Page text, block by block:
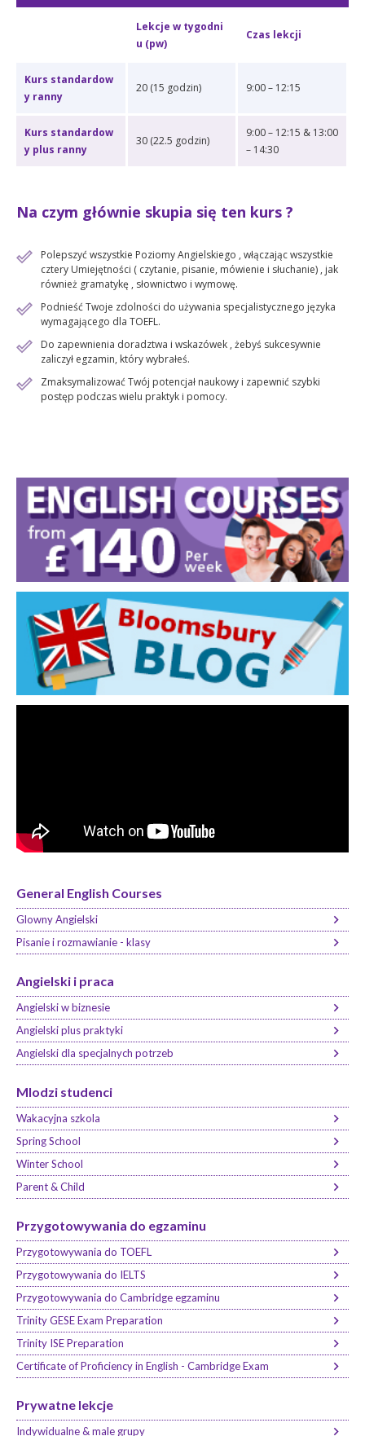
Lekcje w tygodni
u (pw)
Czas lekcji
Kurs standardow
y ranny
20 (15 godzin) 9:00 – 12:15
Kurs standardow
y plus ranny
30 (22.5 godzin)
9:00 – 12:15 & 13:00
– 14:30
Na czym głównie skupia się ten kurs ?
Polepszyć wszystkie Poziomy Angielskiego , włączając wszystkie
cztery Umiejętności ( czytanie, pisanie, mówienie i słuchanie) , jak
również gramatykę , słownictwo i wymowę.
Podnieść Twoje zdolności do używania specjalistycznego języka
wymagającego dla TOEFL.
Do zapewnienia doradztwa i wskazówek , żebyś sukcesywnie
zaliczył egzamin, który wybrałeś.
Zmaksymalizować Twój potencjał naukowy i zapewnić szybki
postęp podczas wielu praktyk i pomocy.
General English Courses
Glowny Angielski
Pisanie i rozmawianie - klasy
Angielski i praca
Angielski w biznesie
Angielski plus praktyki
Angielski dla specjalnych potrzeb
Mlodzi studenci
Wakacyjna szkola
Spring School
Winter School
Parent & Child
Przygotowywania do egzaminu
Przygotowywania do TOEFL
Przygotowywania do IELTS
Przygotowywania do Cambridge egzaminu
Trinity GESE Exam Preparation
Trinity ISE Preparation
Certificate of Proficiency in English - Cambridge Exam
Prywatne lekcje
Indywidualne & male grupy